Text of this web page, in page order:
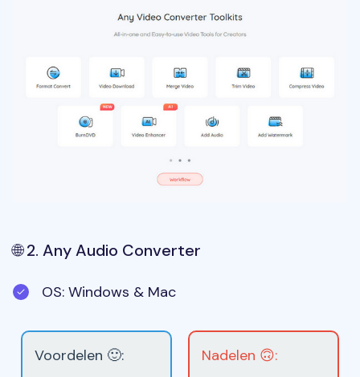
🌐 2. Any Audio Converter
OS: Windows & Mac
Voordelen 🙂:
Nadelen 🙃: